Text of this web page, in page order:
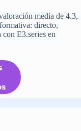
media de 4.3,
directo,
E3.series en